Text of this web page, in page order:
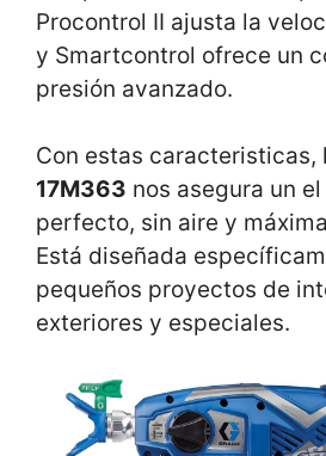
Procontrol II ajusta la
y Smartcontrol ofrece un
presión avanzado.
Con estas caracteristicas,
17M363 nos asegura un
perfecto, sin aire y
Está diseñada
pequeños proyectos de
exteriores y especiales.